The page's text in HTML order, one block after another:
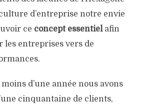
d’entreprise notre envie
ce concept essentielafin
les entreprises vers de
d’une année nous avons
cinquantaine de clients,